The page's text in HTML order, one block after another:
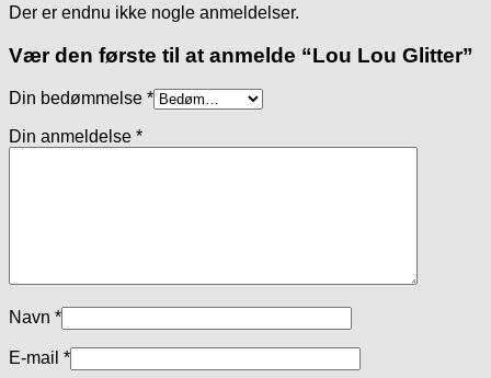
Der er endnu ikke nogle anmeldelser.
Vær den første til at anmelde “Lou Lou Glitter”
Din bedømmelse *
Din anmeldelse *
Navn *
E-mail *